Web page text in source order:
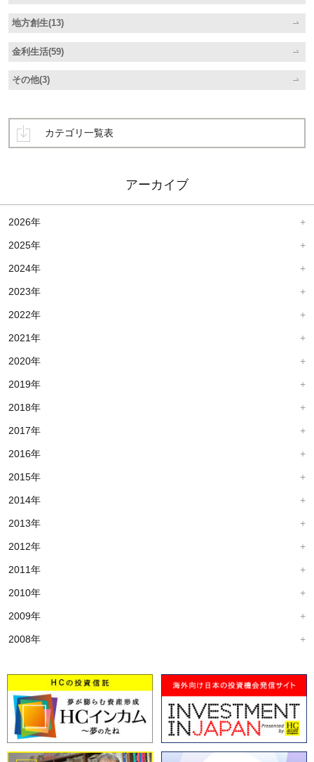
地方創生(13)
金利生活(59)
その他(3)
カテゴリ一覧表
アーカイブ
2026年
2025年
2024年
2023年
2022年
2021年
2020年
2019年
2018年
2017年
2016年
2015年
2014年
2013年
2012年
2011年
2010年
2009年
2008年